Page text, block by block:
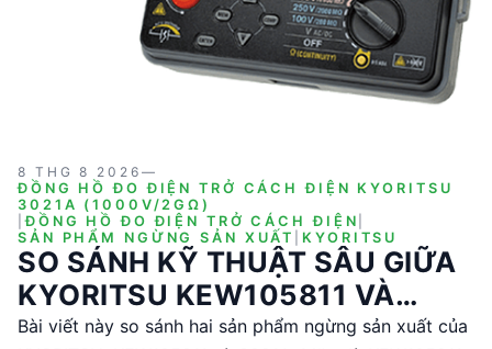
8 THG 8 2026 —
ĐỒNG HỒ ĐO ĐIỆN TRỞ CÁCH ĐIỆN KYORITSU
3021A (1000V/2GΩ)
|ĐỒNG HỒ ĐO ĐIỆN TRỞ CÁCH ĐIỆN
SẢN PHẨM NGỪNG SẢN XUẤT
KYORITSU
SO SÁNH KỸ THUẬT SÂU GIỮA
KYORITSU KEW105811 VÀ
KYORITSU 3021A
Bài viết này so sánh hai sản phẩm ngừng sản xuất của